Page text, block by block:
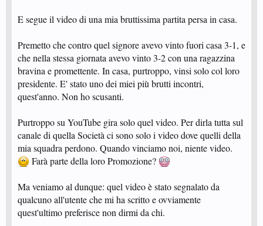
E segue il video di una mia bruttissima partita persa in casa.
Premetto che contro quel signore avevo vinto fuori casa 3-1, e
che nella stessa giornata avevo vinto 3-2 con una ragazzina
bravina e promettente. In casa, purtroppo, vinsi solo col loro
presidente. E' stato uno dei miei più brutti incontri,
quest'anno. Non ho scusanti.
Purtroppo su YouTube gira solo quel video. Per dirla tutta sul
canale di quella Società ci sono solo i video dove quelli della
mia squadra perdono. Quando vinciamo noi, niente video.
Farà parte della loro Promozione?
Ma veniamo al dunque: quel video è stato segnalato da
qualcuno all'utente che mi ha scritto e ovviamente
quest'ultimo preferisce non dirmi da chi.